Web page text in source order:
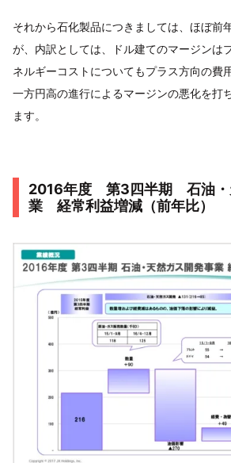
それから石化製品につきましては、ほぼ前
が、内訳としては、ドル建てのマージンは
ネルギーコストについてもプラス方向の費
一方円高の進行によるマージンの悪化を打
ます。
2016年度 第3四半期 石油・
業 経常利益増減（前年比）